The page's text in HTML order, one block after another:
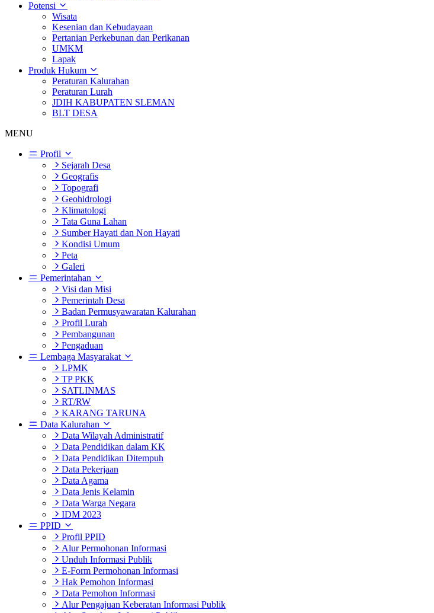
Potensi
Wisata
Kesenian dan Kebudayaan
Pertanian Perkebunan dan Perikanan
UMKM
Lapak
Produk Hukum
Peraturan Kalurahan
Peraturan Lurah
JDIH KABUPATEN SLEMAN
BLT DESA
MENU
Profil
Sejarah Desa
Geografis
Topografi
Geohidrologi
Klimatologi
Tata Guna Lahan
Sumber Hayati dan Non Hayati
Kondisi Umum
Peta
Galeri
Pemerintahan
Visi dan Misi
Pemerintah Desa
Badan Permusyawaratan Kalurahan
Profil Lurah
Pembangunan
Pengaduan
Lembaga Masyarakat
LPMK
TP PKK
SATLINMAS
RT/RW
KARANG TARUNA
Data Kalurahan
Data Wilayah Administratif
Data Pendidikan dalam KK
Data Pendidikan Ditempuh
Data Pekerjaan
Data Agama
Data Jenis Kelamin
Data Warga Negara
IDM 2023
PPID
Profil PPID
Alur Permohonan Informasi
Unduh Informasi Publik
E-Form Permohonan Informasi
Hak Pemohon Informasi
Data Pemohon Informasi
Alur Pengajuan Keberatan Informasi Publik